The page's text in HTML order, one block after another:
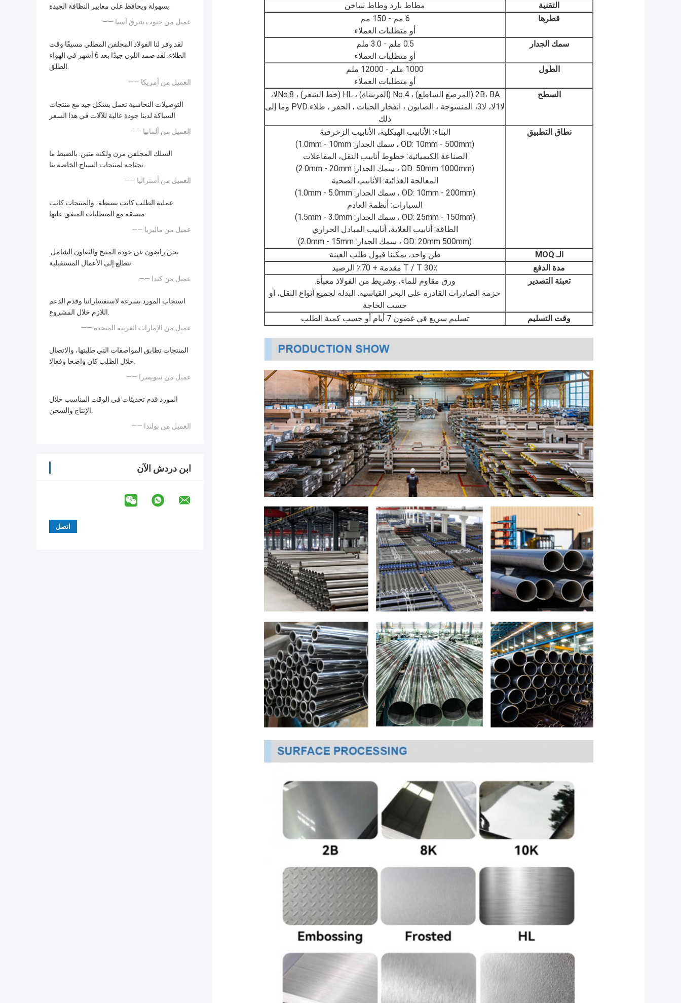
بسهولة ويحافظ على معايير النظافة الجيدة.
—— عميل من جنوب شرق آسيا
لقد وفر لنا الفولاذ المجلفن المطلي مسبقًا وقت
الطلاء. لقد صمد اللون جيدًا بعد 6 أشهر في الهواء
الطلق.
—— العميل من أمريكا
التوصيلات النحاسية تعمل بشكل جيد مع منتجات
السباكة لدينا جودة عالية للآلات في هذا السعر
—— العميل من ألمانيا
السلك المجلفن مرن ولكنه متين. بالضبط ما
نحتاجه لمنتجات السياج الخاصة بنا.
—— العميل من أستراليا
عملية الطلب كانت بسيطة، والمنتجات كانت
متسقة مع المتطلبات المتفق عليها.
—— عميل من ماليزيا
نحن راضون عن جودة المنتج والتعاون الشامل.
نتطلع إلى الأعمال المستقبلية.
—— عميل من كندا
استجاب المورد بسرعة لاستفساراتنا وقدم الدعم
اللازم خلال المشروع.
—— عميل من الإمارات العربية المتحدة
المنتجات تطابق المواصفات التي طلبتها، والاتصال
خلال الطلب كان واضحا وفعالا.
—— عميل من سويسرا
المورد قدم تحديثات في الوقت المناسب خلال
الإنتاج والشحن.
—— العميل من بولندا
ابن دردش الآن
التقنية
مطاط بارد وطاط ساخن
قطرها
6 مم - 150 مم
أو متطلبات العملاء
سمك الجدار
0.5 ملم - 3.0 ملم
أو متطلبات العملاء
الطول
1000 ملم - 12000 ملم
أو متطلبات العملاء
السطح
2B، BA (المرصع الساطع) ، No.4 (الفرشاة) ، HL (خط الشعر) ، No.8لا،
لا1لا، لا3، المنسوجة ، الصابون ، انفجار الحبات ، الحفر ، طلاء PVD وما إلى
ذلك
نطاق التطبيق
البناء: الأنابيب الهيكلية، الأنابيب الزخرفية
(OD: 10mm - 500mm ، سمك الجدار: 1.0mm - 10mm)
الصناعة الكيميائية: خطوط أنابيب النقل، المفاعلات
(OD: 50mm 1000mm ، سمك الجدار: 2.0mm - 20mm)
المعالجة الغذائية: الأنابيب الصحية
(OD: 10mm - 200mm ، سمك الجدار: 1.0mm - 5.0mm)
السيارات: أنظمة العادم
(OD: 25mm - 150mm ، سمك الجدار: 1.5mm - 3.0mm)
الطاقة: أنابيب الغلاية، أنابيب المبادل الحراري
(OD: 20mm 500mm ، سمك الجدار: 2.0mm - 15mm)
الـ MOQ
طن واحد، يمكننا قبول طلب العينة
مدة الدفع
30٪ T / T مقدمة + 70٪ الرصيد
تعبئة التصدير
ورق مقاوم للماء، وشريط من الفولاذ معبأة.
حزمة الصادرات القادرة على البحر القياسية. البدلة لجميع أنواع النقل، أو
حسب الحاجة
وقت التسليم
تسليم سريع في غضون 7 أيام أو حسب كمية الطلب